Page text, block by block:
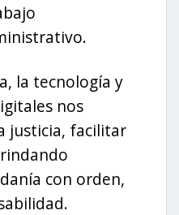
la tecnología y
nos
justicia, facilitar
con orden,